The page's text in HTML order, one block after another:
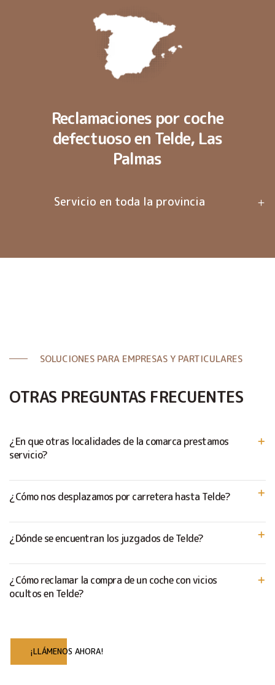
Reclamaciones por coche
defectuoso en Telde, Las
Palmas
Servicio en toda la provincia
SOLUCIONES PARA EMPRESAS Y PARTICULARES
OTRAS PREGUNTAS FRECUENTES
¿En que otras localidades de la comarca prestamos
servicio?
¿Cómo nos desplazamos por carretera hasta Telde?
¿Dónde se encuentran los juzgados de Telde?
¿Cómo reclamar la compra de un coche con vicios
ocultos en Telde?
¡LLÁMENOS AHORA!